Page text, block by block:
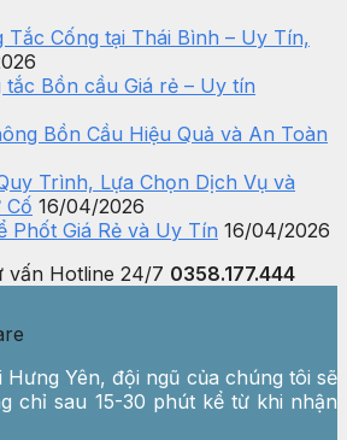
Tắc Cống tại Thái Bình – Uy Tín,
Bồn cầu Giá rẻ – Uy tín
Bồn Cầu Hiệu Quả và An Toàn
Trình, Lựa Chọn Dịch Vụ và
Cố 16/04/2026
Phốt Giá Rẻ và Uy Tín 16/04/2026
vấn Hotline 24/7 0358.177.444
Hưng Yên, đội ngũ của chúng tôi sẽ
chỉ sau 15-30 phút kể từ khi nhận